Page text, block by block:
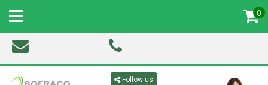
Follow us
0
MENU